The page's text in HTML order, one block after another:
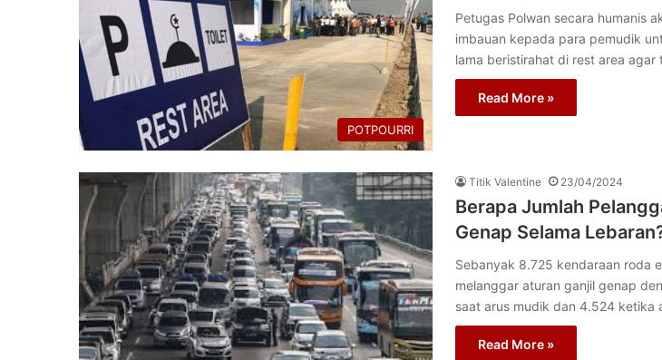
POTPOURRI
Petugas Polwan secara humanis
imbauan kepada para pemudik
lama beristirahat di rest area
Read More »
Titik Valentine 23/04/2024
Berapa Jumlah
Genap Selama
Sebanyak 8.725 kendaraan roda
melanggar aturan ganjil genap
saat arus mudik dan 4.524 ketika
Read More »